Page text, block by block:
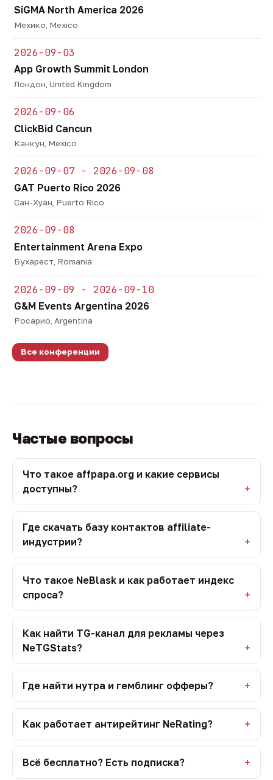
SiGMA North America 2026
Мехико, Mexico
2026-09-03
App Growth Summit London
Лондон, United Kingdom
2026-09-06
ClickBid Cancun
Канкун, Mexico
2026-09-07 - 2026-09-08
GAT Puerto Rico 2026
Сан-Хуан, Puerto Rico
2026-09-08
Entertainment Arena Expo
Бухарест, Romania
2026-09-09 - 2026-09-10
G&M Events Argentina 2026
Росарио, Argentina
Все конференции
Частые вопросы
Что такое affpapa.org и какие сервисы
доступны?
Где скачать базу контактов affiliate-
индустрии?
Что такое NeBlask и как работает индекс
спроса?
Как найти TG-канал для рекламы через
NeTGStats?
Где найти нутра и гемблинг офферы?
Как работает антирейтинг NeRating?
Всё бесплатно? Есть подписка?